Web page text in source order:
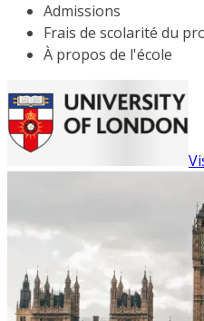
Admissions
Frais de scolarité du
À propos de l'école